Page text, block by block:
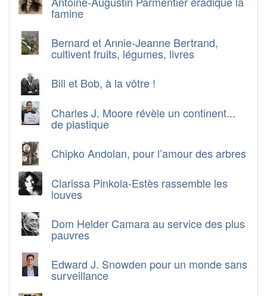
famine
Bernard et Annie-Jeanne Bertrand,
cultivent fruits, légumes, livres
Bill et Bob, à la vôtre !
Charles J. Moore révèle un continent...
de plastique
Chipko Andolan, pour l’amour des arbres
Clarissa Pinkola-Estès rassemble les
louves
Dom Helder Camara au service des plus
pauvres
Edward J. Snowden pour un monde sans
surveillance